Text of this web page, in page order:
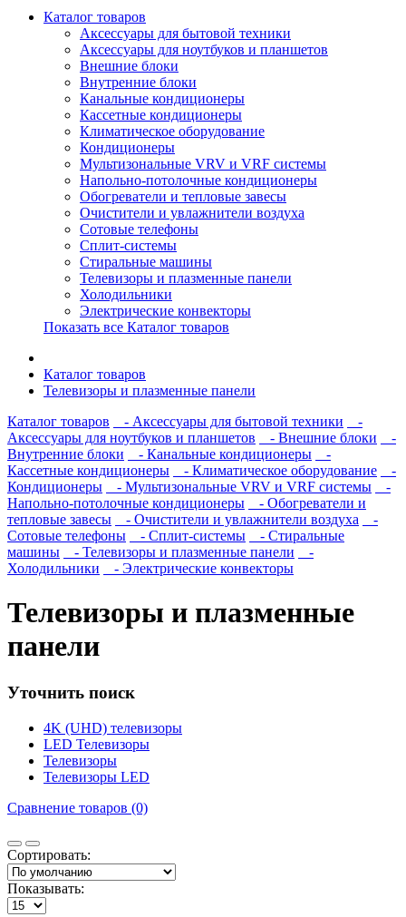
Каталог товаров
Аксессуары для бытовой техники
Аксессуары для ноутбуков и планшетов
Внешние блоки
Внутренние блоки
Канальные кондиционеры
Кассетные кондиционеры
Климатическое оборудование
Кондиционеры
Мультизональные VRV и VRF системы
Напольно-потолочные кондиционеры
Обогреватели и тепловые завесы
Очистители и увлажнители воздуха
Сотовые телефоны
Сплит-системы
Стиральные машины
Телевизоры и плазменные панели
Холодильники
Электрические конвекторы
Показать все Каталог товаров
Каталог товаров
Телевизоры и плазменные панели
Каталог товаров
- Аксессуары для бытовой техники
-
Аксессуары для ноутбуков и планшетов
- Внешние блоки
-
Внутренние блоки
- Канальные кондиционеры
-
Кассетные кондиционеры
- Климатическое оборудование
-
Кондиционеры
- Мультизональные VRV и VRF системы
-
Напольно-потолочные кондиционеры
- Обогреватели и
тепловые завесы
- Очистители и увлажнители воздуха
-
Сотовые телефоны
- Сплит-системы
- Стиральные
машины
- Телевизоры и плазменные панели
-
Холодильники
- Электрические конвекторы
Телевизоры и плазменные
панели
Уточнить поиск
4K (UHD) телевизоры
LED Телевизоры
Телевизоры
Телевизоры LED
Сравнение товаров (0)
Сортировать:
Показывать: